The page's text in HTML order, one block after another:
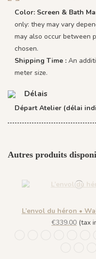
Color: Screen & Bath
only: they may vary
may also occur between
chosen.
Shipping Time : An
meter size.
Délais
Départ Atelier (délai
Autres produits
L’envol du héron •
€339.00 (tax